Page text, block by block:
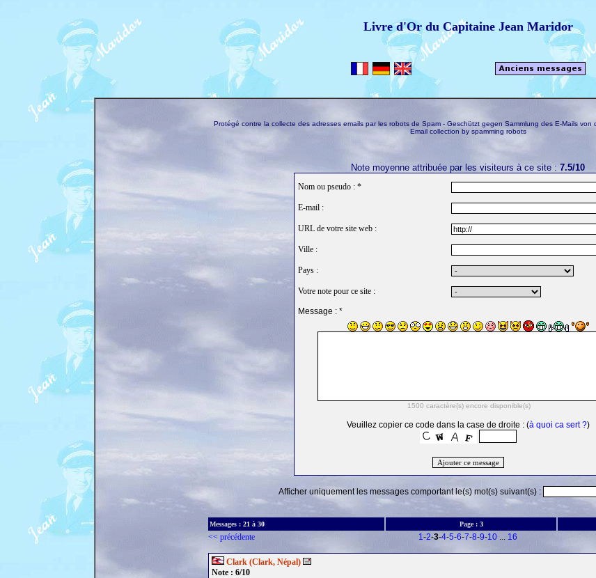
Livre d'Or du Capitaine Jean Maridor
Protégé contre la collecte des adresses emails par les robots de Spam - Geschützt gegen Sammlung des E-Mails
Email collection by spamming robots
Note moyenne attribuée par les visiteurs à ce site :7.5/10
Nom ou pseudo : *
E-mail :
URL de votre site web :
Ville :
Pays :
Votre note pour ce site :
Message : *
Veuillez copier ce code dans la case de droite : (à quoi ca sert ?)
Afficher uniquement les messages comportant le(s) mot(s) suivant(s) :
Messages : 21 à 30 Page : 3
<< précédente 1-2-3-4-5-6-7-8-9-10 ... 16
Clark (Clark, Népal)
Note : 6/10